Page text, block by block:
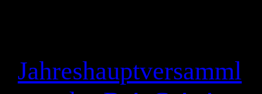
Jahreshauptversamml